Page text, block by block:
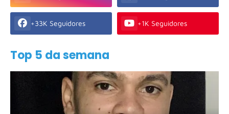
+33K Seguidores +1K Seguidores
Top 5 da semana